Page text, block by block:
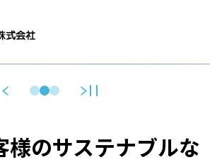
様のサステナブルな